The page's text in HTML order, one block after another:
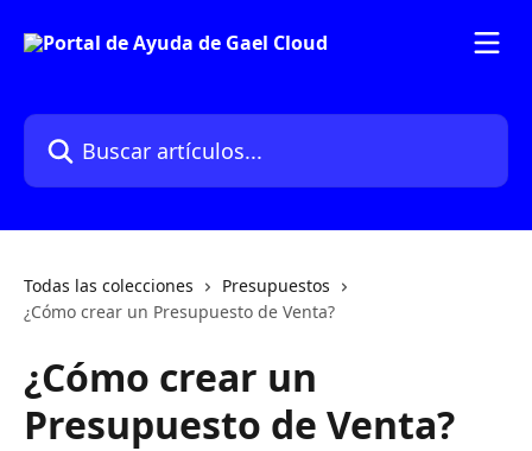
Buscar artículos...
Todas las colecciones
Presupuestos
¿Cómo crear un Presupuesto de Venta?
¿Cómo crear un
Presupuesto de Venta?